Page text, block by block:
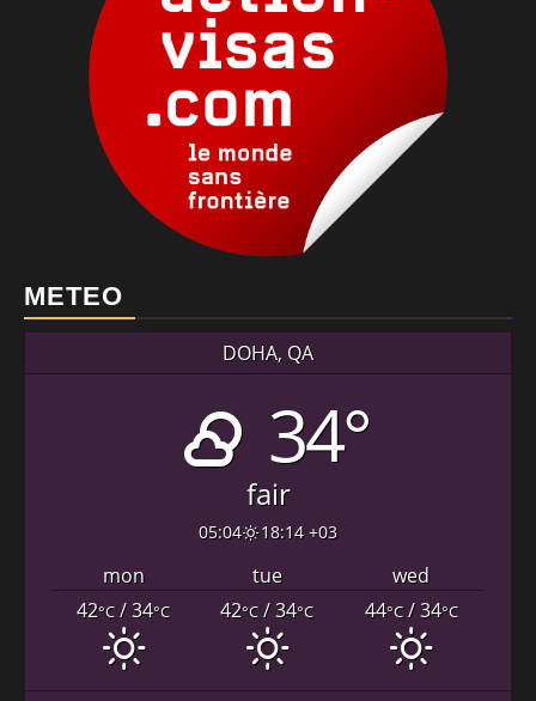
METEO
DOHA, QA
34°
fair
05:04 18:14 +03
mon tue
wed
42°C/ 34°C 42°C/ 34°C 44°C/ 34°C